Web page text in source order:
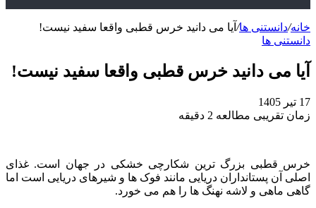
خانه/دانستنی ها/ آیا می دانید خرس قطبی واقعا سفید نیست!
دانستنی ها
آیا می دانید خرس قطبی واقعا سفید نیست!
17 تیر 1405
زمان تقریبی مطالعه 2 دقیقه
خرس قطبی بزرگ‌ ترین شکارچی خشکی در جهان است. غذای
اصلی آن پستانداران دریایی مانند فوک‌ ها و شیرهای دریایی است اما
گاهی ماهی و لاشه نهنگ‌ ها را هم می‌ خورد.